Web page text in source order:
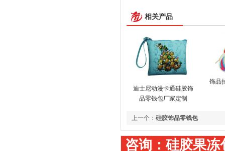
相关产品
迪士尼动漫卡通硅胶饰
品零钱包厂家定制
饰品
上一个： 硅胶饰品零钱包
咨询：硅胶果冻